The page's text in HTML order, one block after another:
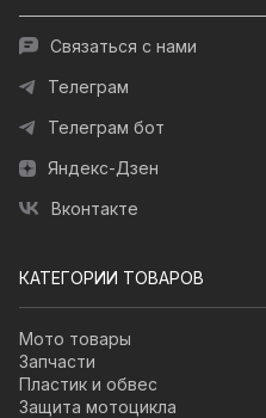
Связаться с нами
Телеграм
Телеграм бот
Яндекс-Дзен
Вконтакте
КАТЕГОРИИ ТОВАРОВ
Мото товары
Запчасти
Пластик и обвес
Защита мотоцикла